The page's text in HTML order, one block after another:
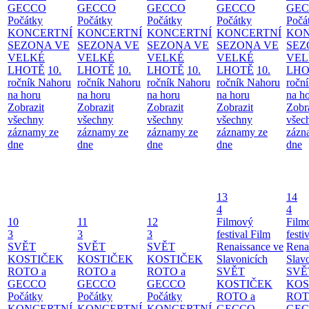
GECCO
Počátky
KONCERTNÍ
SEZONA VE
VELKÉ
LHOTĚ 10.
ročník Nahoru
na horu
Zobrazit
všechny
záznamy ze
dne
GECCO
Počátky
KONCERTNÍ
SEZONA VE
VELKÉ
LHOTĚ 10.
ročník Nahoru
na horu
Zobrazit
všechny
záznamy ze
dne
GECCO
Počátky
KONCERTNÍ
SEZONA VE
VELKÉ
LHOTĚ 10.
ročník Nahoru
na horu
Zobrazit
všechny
záznamy ze
dne
GECCO
Počátky
KONCERTNÍ
SEZONA VE
VELKÉ
LHOTĚ 10.
ročník Nahoru
na horu
Zobrazit
všechny
záznamy ze
dne
na
dne
10
3
SVĚT
KOSTIČEK
ROTO a
GECCO
Počátky
11
3
SVĚT
KOSTIČEK
ROTO a
GECCO
Počátky
12
3
SVĚT
KOSTIČEK
ROTO a
GECCO
Počátky
13
4
Filmový
festival Film
Renaissance ve
Slavonicích
SVĚT
KOSTIČEK
ROTO a
14
4